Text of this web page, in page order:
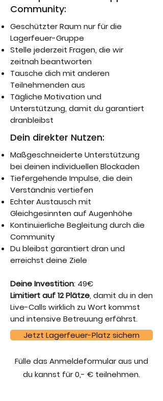
Community:
Geschützter Raum nur für die
Lagerfeuer-Gruppe
Stelle jederzeit Fragen, die wir
zeitnah beantworten
Tausche dich mit anderen
Teilnehmenden aus
Tägliche Motivation und
Unterstützung, damit du garantiert
dranbleibst
Dein direkter Nutzen:
Maßgeschneiderte Unterstützung
bei deinen individuellen Blockaden
Tiefergehende Impulse, die dein
Verständnis vertiefen
Echter Austausch mit
Gleichgesinnten auf Augenhöhe
Kontinuierliche Begleitung durch die
Community
Du bleibst garantiert dran und
erreichst deine Ziele
Deine Investition: 49€
Limitiert auf 12 Plätze, damit du in den
Live-Calls wirklich zu Wort kommst
und intensive Betreuung erfährst.
Jetzt Lagerfeuer-Platz sichern
Fülle das Anmeldeformular aus und
du kannst für 0,- € teilnehmen.